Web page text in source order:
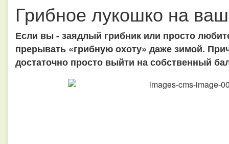
Грибное лукошко на
Если вы - заядлый грибник или просто
прерывать «грибную охоту» даже зимой.
достаточно просто выйти на собственный